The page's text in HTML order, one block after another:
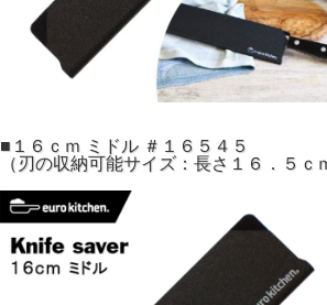
■１６ｃｍ ミドル ＃１６５４５
（刃の収納可能サイズ：長さ１６．５ｃ